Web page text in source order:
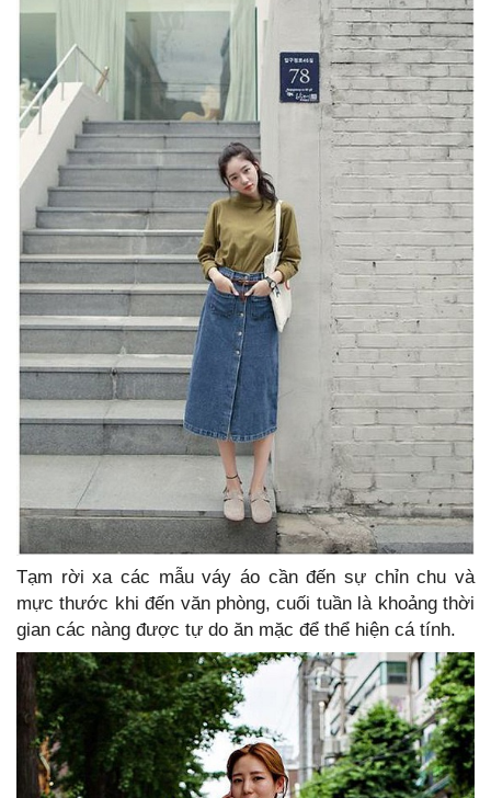
Tạm rời xa các mẫu váy áo cần đến sự chỉn chu và
mực thước khi đến văn phòng, cuối tuần là khoảng thời
gian các nàng được tự do ăn mặc để thể hiện cá tính.